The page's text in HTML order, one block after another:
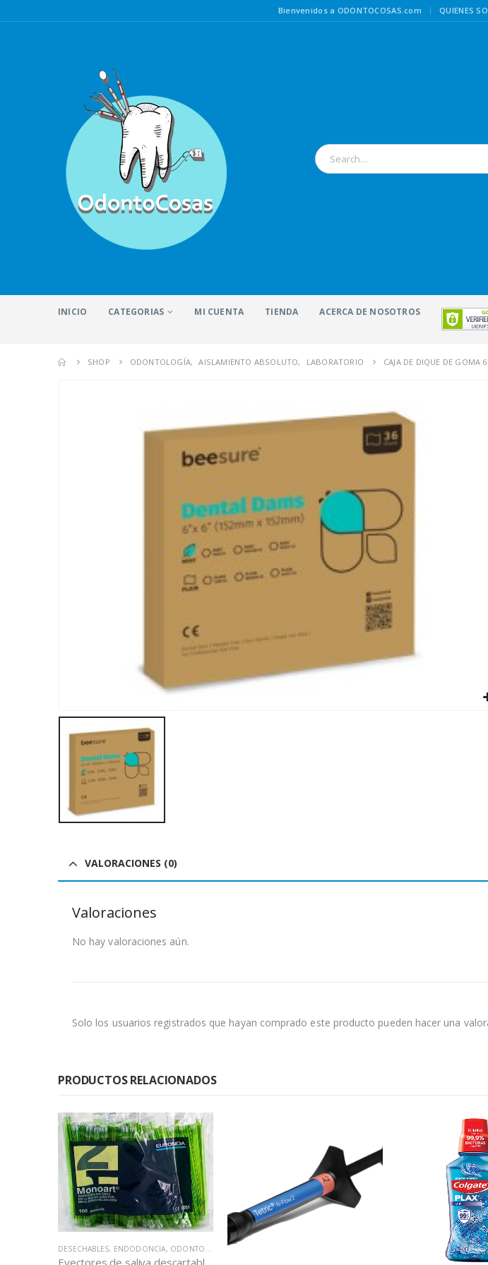
Bienvenidos a ODONTOCOSAS.com | QUIENES
INICIO CATEGORIAS MI CUENTA TIENDA ACERCA DE NOSOTROS
SHOP ODONTOLOGÍA, AISLAMIENTO ABSOLUTO, LABORATORIO CAJA DE DIQUE DE GOMA
VALORACIONES (0)
Valoraciones
No hay valoraciones aún.
Solo los usuarios registrados que hayan comprado este producto pueden hacer una
PRODUCTOS RELACIONADOS
,ODONTOPEDIATRÍA,OPERATORIA DENTAL QUIRÚRGICO